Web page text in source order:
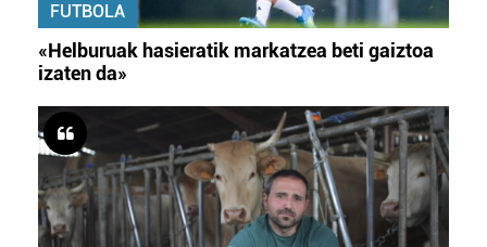
FUTBOLA
«Helburuak hasieratik markatzea beti gaiztoa
izaten da»